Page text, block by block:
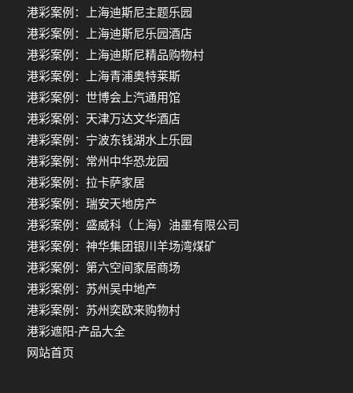
港彩案例：上海迪斯尼主题乐园
港彩案例：上海迪斯尼乐园酒店
港彩案例：上海迪斯尼精品购物村
港彩案例：上海青浦奥特莱斯
港彩案例：世博会上汽通用馆
港彩案例：天津万达文华酒店
港彩案例：宁波东钱湖水上乐园
港彩案例：常州中华恐龙园
港彩案例：拉卡萨家居
港彩案例：瑞安天地房产
港彩案例：盛威科（上海）油墨有限公司
港彩案例：神华集团银川羊场湾煤矿
港彩案例：第六空间家居商场
港彩案例：苏州吴中地产
港彩案例：苏州奕欧来购物村
港彩遮阳-产品大全
网站首页